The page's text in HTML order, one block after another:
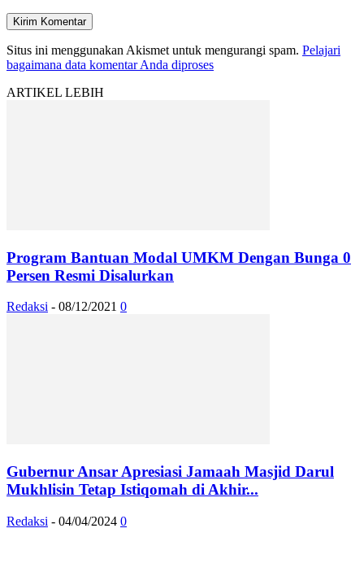
Situs ini menggunakan Akismet untuk mengurangi spam. Pelajari
bagaimana data komentar Anda diproses
ARTIKEL LEBIH
Program Bantuan Modal UMKM Dengan Bunga 0
Persen Resmi Disalurkan
Redaksi - 08/12/2021 0
Gubernur Ansar Apresiasi Jamaah Masjid Darul
Mukhlisin Tetap Istiqomah di Akhir...
Redaksi - 04/04/2024 0